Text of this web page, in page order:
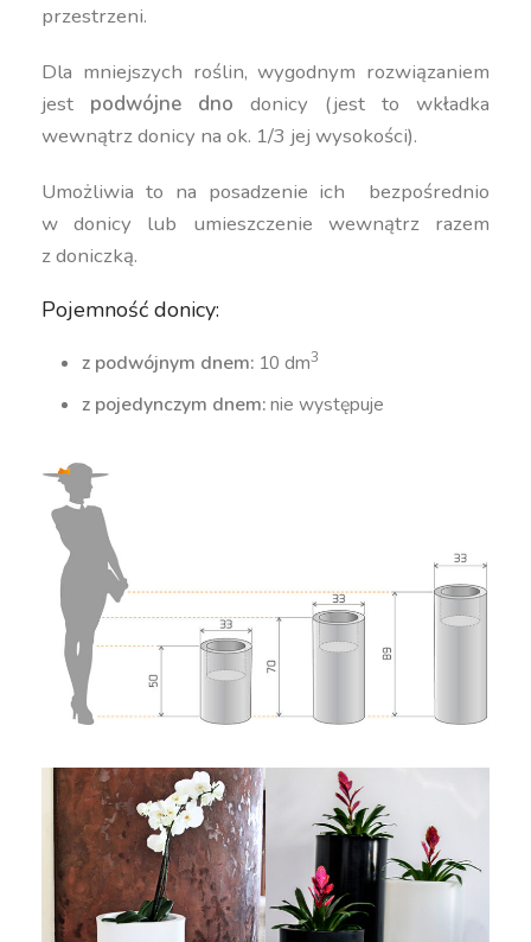
przestrzeni.
Dla mniejszych roślin, wygodnym rozwiązaniem
jest podwójne dno donicy (jest to wkładka
wewnątrz donicy na ok. 1/3 jej wysokości).
Umożliwia to na posadzenie ich bezpośrednio
w donicy lub umieszczenie wewnątrz razem
z doniczką.
Pojemność donicy:
z podwójnym dnem: 10 dm3
z pojedynczym dnem:nie występuje